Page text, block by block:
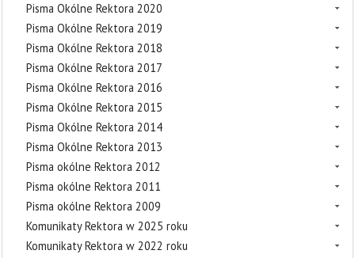
Pisma Okólne Rektora 2020
Pisma Okólne Rektora 2019
Pisma Okólne Rektora 2018
Pisma Okólne Rektora 2017
Pisma Okólne Rektora 2016
Pisma Okólne Rektora 2015
Pisma Okólne Rektora 2014
Pisma Okólne Rektora 2013
Pisma okólne Rektora 2012
Pisma okólne Rektora 2011
Pisma okólne Rektora 2009
Komunikaty Rektora w 2025 roku
Komunikaty Rektora w 2022 roku